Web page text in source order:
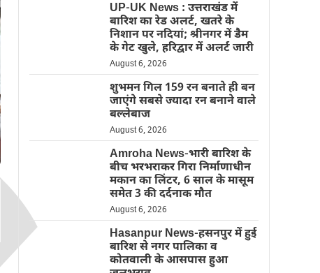
UP-UK News : उत्तराखंड में
बारिश का रेड अलर्ट, खतरे के
निशान पर नदियां; श्रीनगर में डैम
के गेट खुले, हरिद्वार में अलर्ट जारी
August 6, 2026
शुभमन गिल 159 रन बनाते ही बन
जाएंगे सबसे ज्यादा रन बनाने वाले
बल्लेबाज
August 6, 2026
Amroha News-भारी बारिश के
बीच भरभराकर गिरा निर्माणाधीन
मकान का लिंटर, 6 साल के मासूम
समेत 3 की दर्दनाक मौत
August 6, 2026
Hasanpur News-हसनपुर में हुई
बारिश से नगर पालिका व
कोतवाली के आसपास हुआ